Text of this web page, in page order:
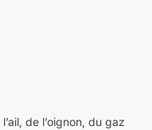
de l’oignon, du gaz